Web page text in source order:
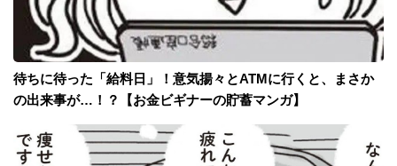
待ちに待った「給料日」！意気揚々とATMに行くと、まさか
の出来事が…！？【お金ビギナーの貯蓄マンガ】